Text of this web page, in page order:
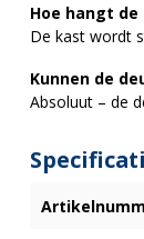
Hoe hangt
De kast wordt
Kunnen de
Absoluut – de